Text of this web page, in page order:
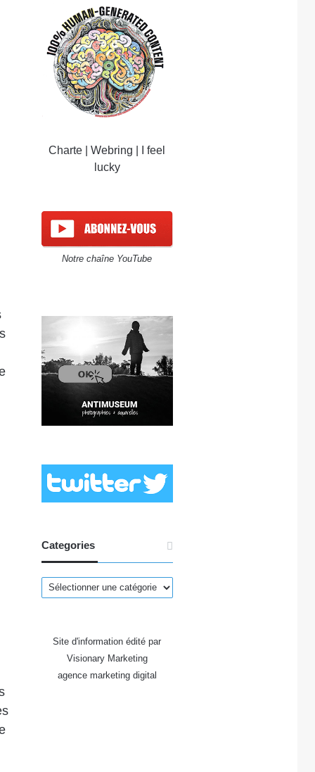
Charte |Webring
I feel
lucky
Notre chaîne YouTube
Categories
Categories
Site d'information édité par
Visionary Marketing
agence marketing digital